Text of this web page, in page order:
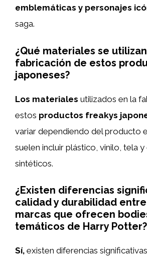
emblemáticas y personajes
saga.
¿Qué materiales se
fabricación de estos
japoneses?
Los materiales utilizados en la
estos productos freakys
variar dependiendo del producto
suelen incluir plástico, vinilo, tela
sintéticos.
¿Existen diferencias
calidad y durabilidad
marcas que ofrecen
temáticos de Harry Potter?
Sí, existen diferencias